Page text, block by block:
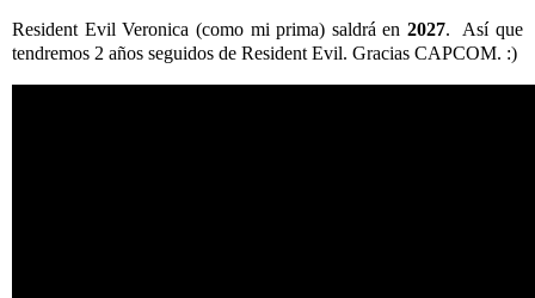
Resident Evil Veronica (como mi prima) saldrá en2027. Así que
tendremos 2 años seguidos de Resident Evil. Gracias CAPCOM. :)